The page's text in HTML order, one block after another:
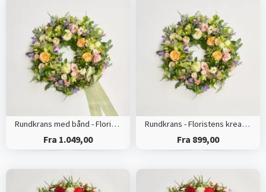
Rundkrans med bånd - Floristens kreative valg
Fra 1.049,00
Rundkrans - Floristens kreative valg
Fra 899,00